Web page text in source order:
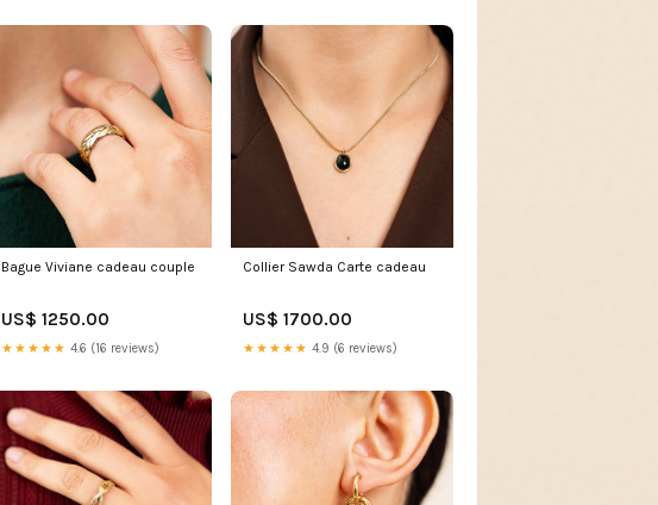
Bague Viviane cadeau couple
US$ 1250.00
★★★★★ 4.6 (16 reviews)
Collier Sawda Carte cadeau
US$ 1700.00
★★★★★ 4.9 (6 reviews)